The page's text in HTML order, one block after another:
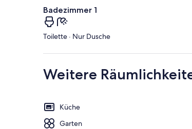
Badezimmer 1
Toilette · Nur Dusche
Weitere
Küche
Garten